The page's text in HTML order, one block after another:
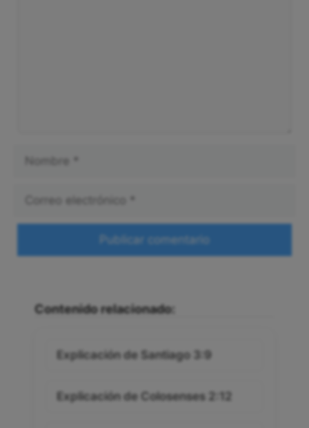
Contenido relacionado:
Explicación de Santiago 3:9
Explicación de Colosenses 2:12